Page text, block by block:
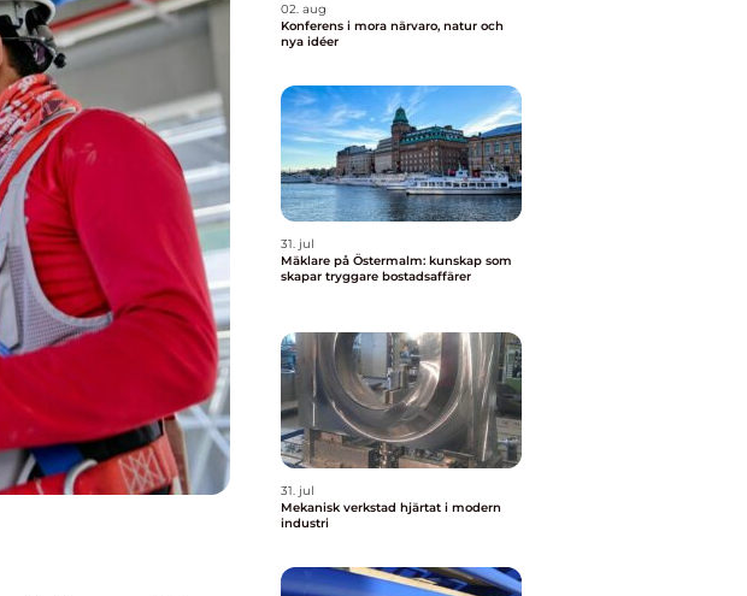
02. aug
Konferens i mora närvaro, natur och
nya idéer
31. jul
Mäklare på Östermalm: kunskap som
skapar tryggare bostadsaffärer
31. jul
Mekanisk verkstad hjärtat i modern
industri